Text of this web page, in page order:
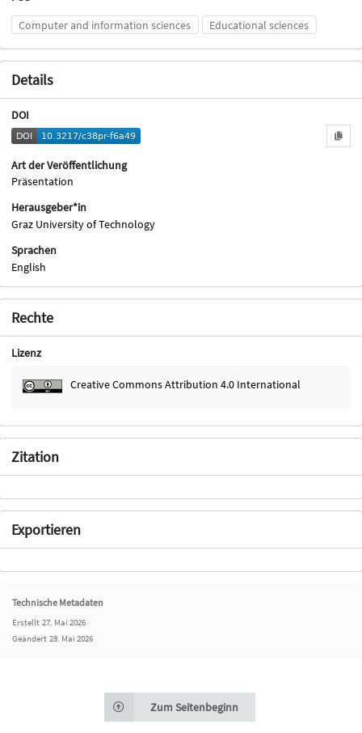
Computer and information sciences
Educational sciences
Details
DOI
Art der Veröffentlichung
Präsentation
Herausgeber*in
Graz University of Technology
Sprachen
English
Rechte
Lizenz
Creative Commons Attribution 4.0 International
Zitation
Exportieren
Technische Metadaten
Erstellt 27. Mai 2026
Geändert 28. Mai 2026
Zum Seitenbeginn